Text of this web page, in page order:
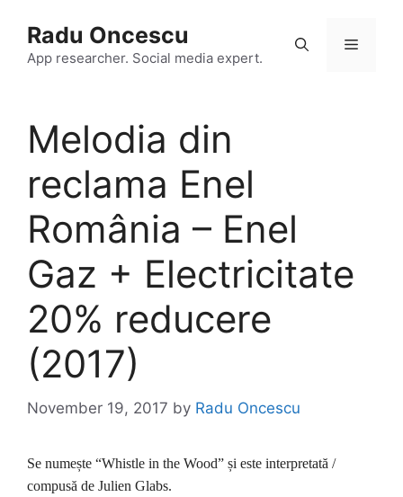
content
Radu Oncescu
App researcher. Social media expert.
Menu
Melodia din
reclama Enel
România – Enel
Gaz + Electricitate
20% reducere
(2017)
November 19, 2017 by Radu Oncescu
Se numește “Whistle in the Wood” și este interpretată /
compusă de Julien Glabs.